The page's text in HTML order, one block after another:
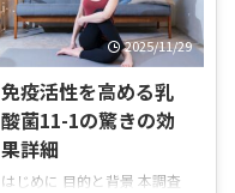
2025/11/29
免疫活性を高める乳
酸菌11-1の驚きの効
果詳細
はじめに 目的と背景 本調査